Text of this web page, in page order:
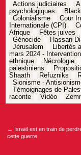
Actions judiciaires
psychologiques
Colonialisme
Cour
Internationale (CPI)
Afrique
Fêtes juives
Génocide
Hassan
Jérusalem
Libertés
mars 2024 -
ethnique
Nécrologie
palestiniens
Shaath
Refuzniks
Sionisme -
Témoignages de
raconte
Vidéo
Navigation
←
Israël est en train de
cette guerre